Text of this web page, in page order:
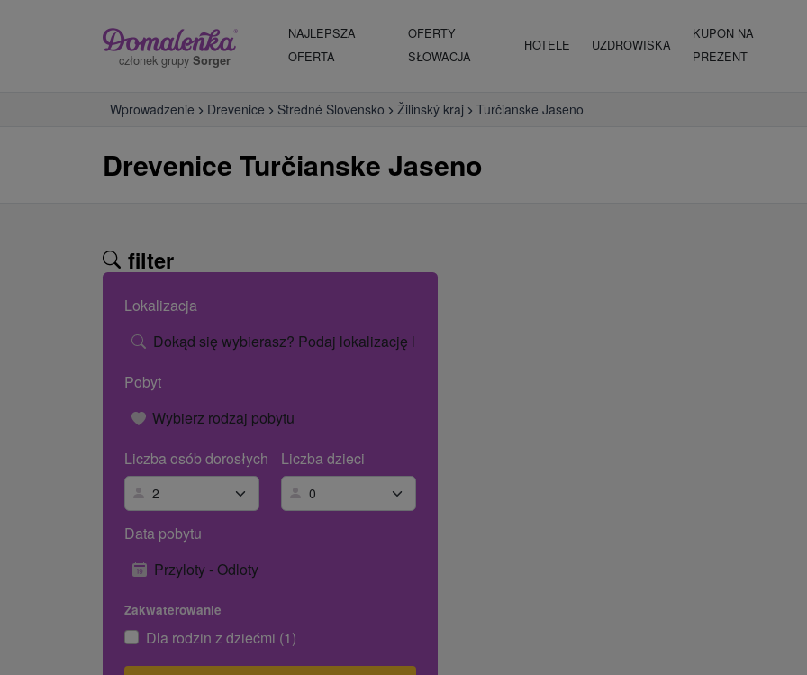
członek grupy Sorger
NAJLEPSZA
OFERTA
OFERTY
SŁOWACJA
HOTELE UZDROWISKA
KUPON NA
PREZENT
Wprowadzenie Drevenice Stredné Slovensko Žilinský kraj Turčianske Jaseno
Drevenice Turčianske Jaseno
filter
Lokalizacja
Dokąd się wybierasz? Podaj lokalizację lub nazwę hotelu.
Pobyt
Wybierz rodzaj pobytu
Liczba osób dorosłych
Liczba dzieci
Data pobytu
Przyloty - Odloty
Zakwaterowanie
Dla rodzin z dziećmi (1)